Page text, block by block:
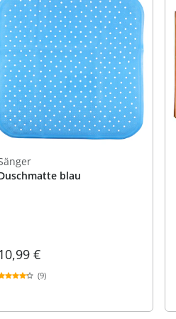
blau
10,99 €
(9)